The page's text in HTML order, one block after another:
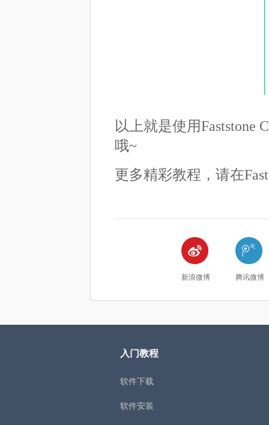
以上就是使用Faststone
哦~
更多精彩教程，请在

新浪微博

腾讯微博
入门教程
软件下载
软件安装